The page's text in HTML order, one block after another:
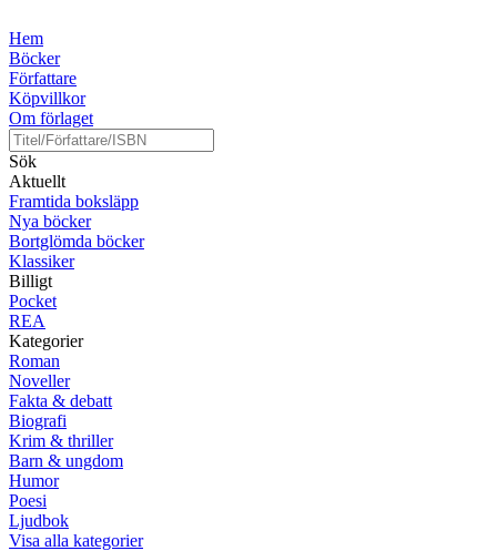
Hem
Böcker
Författare
Köpvillkor
Om förlaget
Sök
Aktuellt
Framtida boksläpp
Nya böcker
Bortglömda böcker
Klassiker
Billigt
Pocket
REA
Kategorier
Roman
Noveller
Fakta & debatt
Biografi
Krim & thriller
Barn & ungdom
Humor
Poesi
Ljudbok
Visa alla kategorier